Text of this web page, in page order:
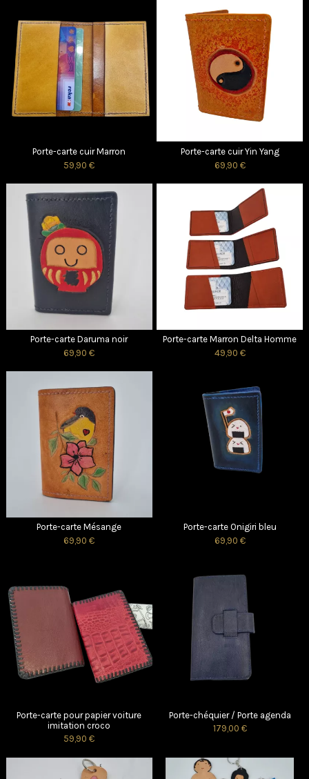
Porte-carte cuir Marron
59,90 €
Porte-carte cuir Yin Yang
69,90 €
Porte-carte Daruma noir
69,90 €
Porte-carte Marron Delta Homme
49,90 €
Porte-carte Mésange
69,90 €
Porte-carte Onigiri bleu
69,90 €
Porte-carte pour papier voiture
imitation croco
59,90 €
Porte-chéquier / Porte agenda
179,00 €